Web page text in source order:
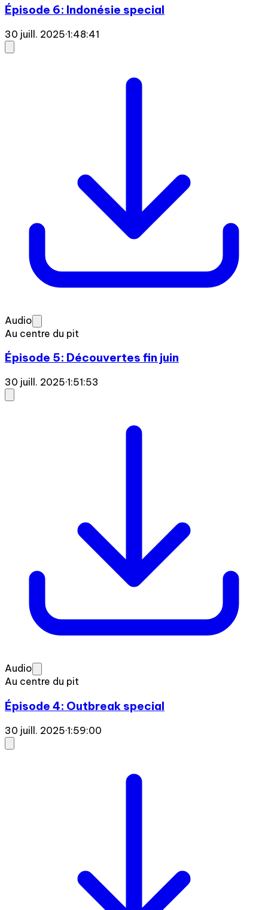
Épisode 6: Indonésie special
30 juill. 2025·1:48:41
Audio
Au centre du pit
Épisode 5: Découvertes fin juin
30 juill. 2025·1:51:53
Audio
Au centre du pit
Épisode 4: Outbreak special
30 juill. 2025·1:59:00